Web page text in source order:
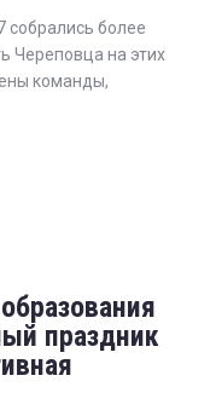
собрались более
Череповца на этих
команды,
праздник